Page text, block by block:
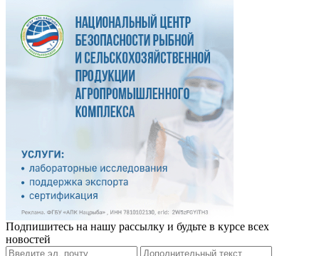
Подпишитесь на нашу рассылку и будьте в курсе всех
новостей